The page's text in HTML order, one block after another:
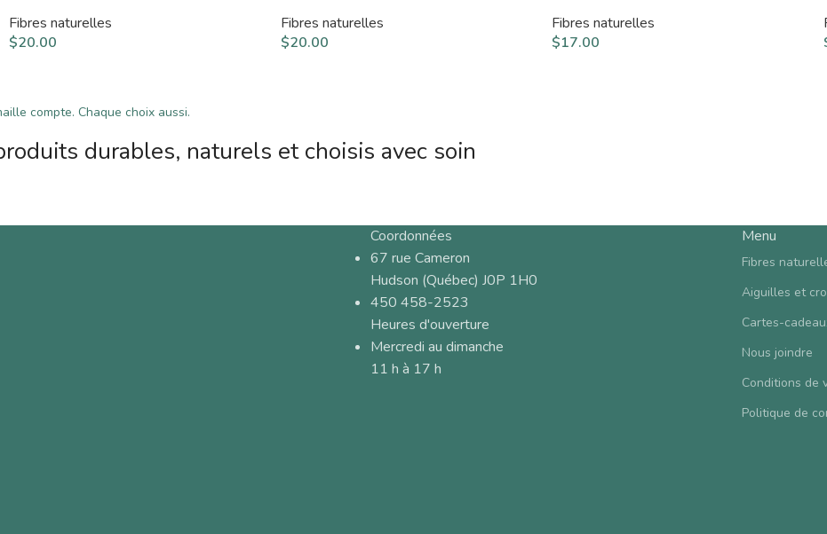
Fibres naturelles
$20.00
Fibres naturelles
$20.00
Fibres naturelles
$17.00
compte. Chaque choix aussi.
durables, naturels et choisis avec soin
Coordonnées
67 rue Cameron
Hudson (Québec) J0P 1H0
450 458-2523
Heures d'ouverture
Mercredi au dimanche
11 h à 17 h
Menu
Fibres
Aiguilles et
Cartes-
Nous joindre
Conditions de
Politique de